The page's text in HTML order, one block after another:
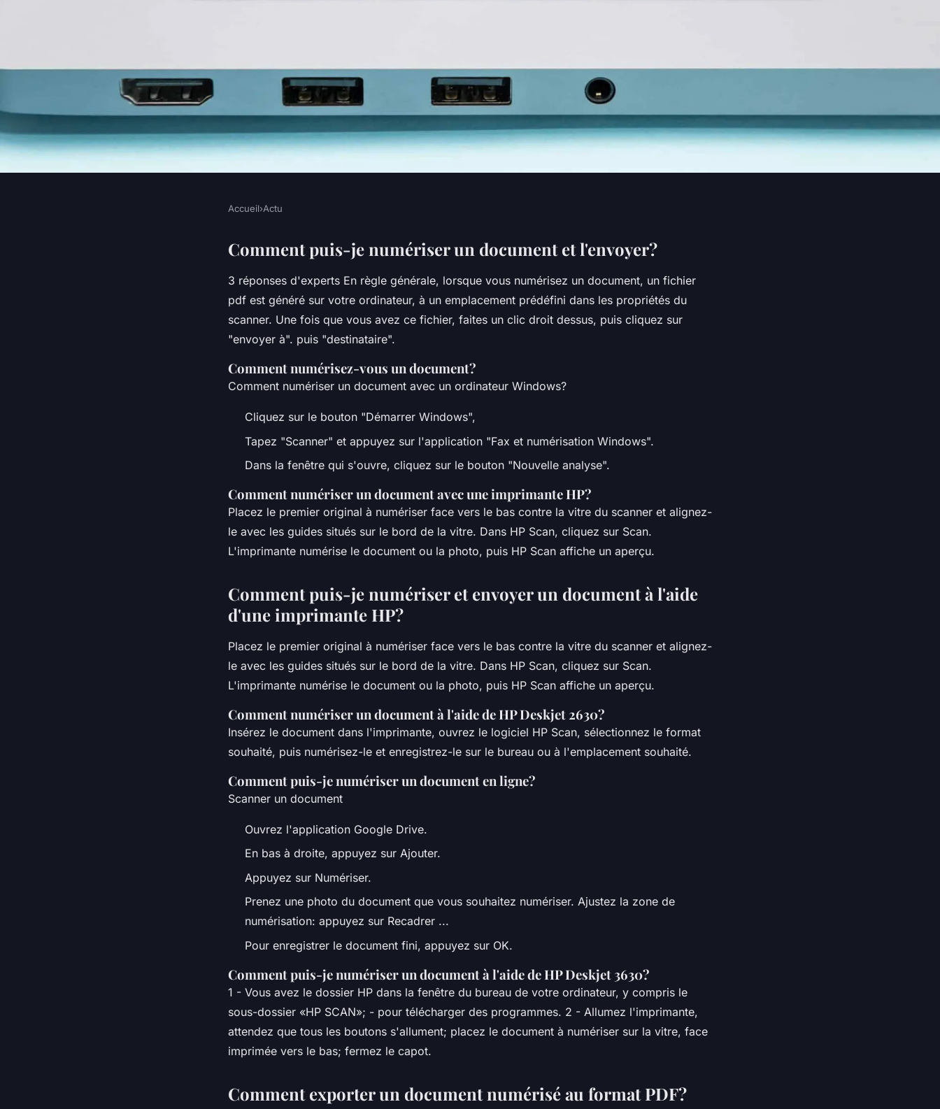
Comment transférer un document
Accueil›Actu
Comment puis-je numériser un document et l'envoyer?
3 réponses d'experts En règle générale, lorsque vous numérisez un document, un fichier
pdf est généré sur votre ordinateur, à un emplacement prédéfini dans les propriétés du
scanner. Une fois que vous avez ce fichier, faites un clic droit dessus, puis cliquez sur
"envoyer à". puis "destinataire".
Comment numérisez-vous un document?
Comment numériser un document avec un ordinateur Windows?
Cliquez sur le bouton "Démarrer Windows",
Tapez "Scanner" et appuyez sur l'application "Fax et numérisation Windows".
Dans la fenêtre qui s'ouvre, cliquez sur le bouton "Nouvelle analyse".
Comment numériser un document avec une imprimante HP?
Placez le premier original à numériser face vers le bas contre la vitre du scanner et alignez-
le avec les guides situés sur le bord de la vitre. Dans HP Scan, cliquez sur Scan.
L'imprimante numérise le document ou la photo, puis HP Scan affiche un aperçu.
Comment puis-je numériser et envoyer un document à l'aide
d'une imprimante HP?
Placez le premier original à numériser face vers le bas contre la vitre du scanner et alignez-
le avec les guides situés sur le bord de la vitre. Dans HP Scan, cliquez sur Scan.
L'imprimante numérise le document ou la photo, puis HP Scan affiche un aperçu.
Comment numériser un document à l'aide de HP Deskjet 2630?
Insérez le document dans l'imprimante, ouvrez le logiciel HP Scan, sélectionnez le format
souhaité, puis numérisez-le et enregistrez-le sur le bureau ou à l'emplacement souhaité.
Comment puis-je numériser un document en ligne?
Scanner un document
Ouvrez l'application Google Drive.
En bas à droite, appuyez sur Ajouter.
Appuyez sur Numériser.
Prenez une photo du document que vous souhaitez numériser. Ajustez la zone de
numérisation: appuyez sur Recadrer ...
Pour enregistrer le document fini, appuyez sur OK.
Comment puis-je numériser un document à l'aide de HP Deskjet 3630?
1 - Vous avez le dossier HP dans la fenêtre du bureau de votre ordinateur, y compris le
sous-dossier «HP SCAN»; - pour télécharger des programmes. 2 - Allumez l'imprimante,
attendez que tous les boutons s'allument; placez le document à numériser sur la vitre, face
imprimée vers le bas; fermez le capot.
Comment exporter un document numérisé au format PDF?